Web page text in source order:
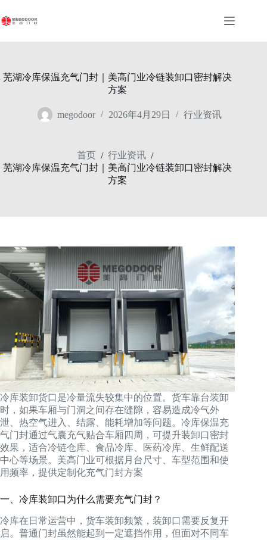
至
芜湖冷库保温充气门封｜美高门业冷链装卸口密封解决
方案
megodoor 2026年4月29日 行业资讯
首页 / 行业资讯 /
芜湖冷库保温充气门封｜美高门业冷链装卸口密封解决
方案
冷库装卸货口是冷量流失较集中的位置。货车靠台装卸
时，如果车厢与门洞之间存在缝隙，容易造成冷气外
泄、热空气进入、结露、能耗增加等问题。冷库保温充
气门封通过气囊充气贴合车厢四周，可提升装卸口密封
效果，适合冷链仓库、食品冷库、医药冷库、生鲜配送
中心等场景。美高门业可根据月台尺寸、车型范围和使
用频率，提供定制化充气门封方案
一、冷库装卸口为什么需要充气门封？
冷库在日常运营中，货车装卸频繁，装卸口需要反复开
启。普通门封虽然能起到一定遮挡作用，但面对不同车